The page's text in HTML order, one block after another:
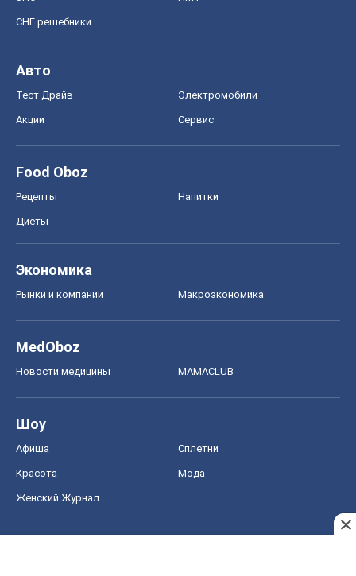
СНГ решебники
Авто
Тест Драйв Электромобили
Акции Сервис
Food Oboz
Рецепты Напитки
Диеты
Экономика
Рынки и компании Mакроэкономика
MedOboz
Новости медицины MAMACLUB
Шоу
Афиша Сплетни
Красота Мода
Женский Журнал